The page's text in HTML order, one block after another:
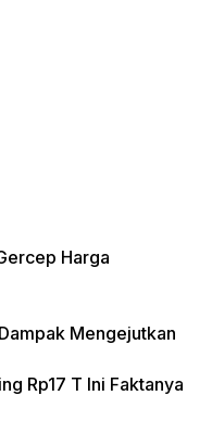
Harga
Mengejutkan
Rp17 T Ini Faktanya